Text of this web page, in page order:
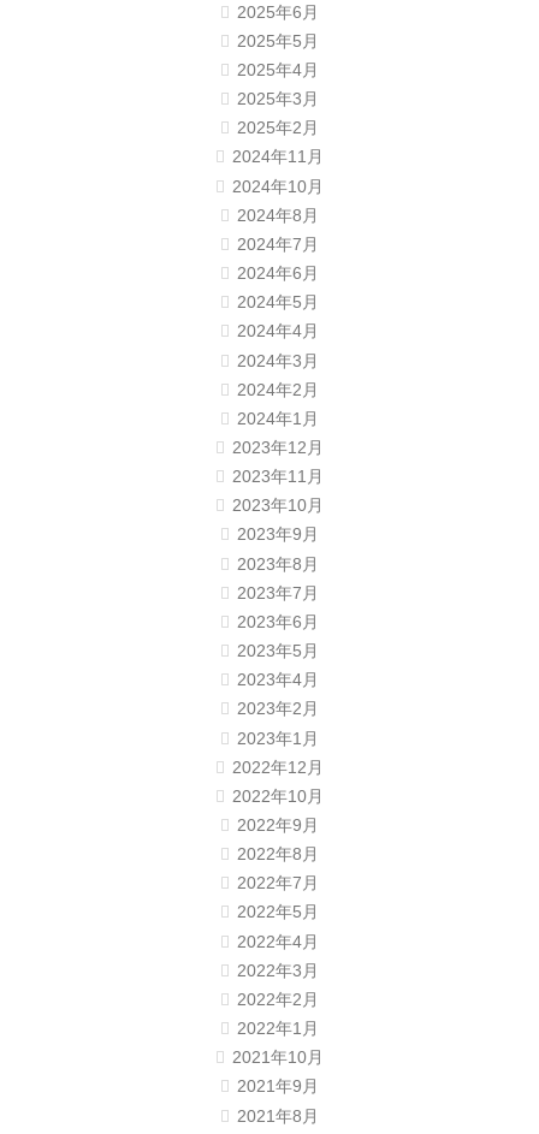
2025年6月
2025年5月
2025年4月
2025年3月
2025年2月
2024年11月
2024年10月
2024年8月
2024年7月
2024年6月
2024年5月
2024年4月
2024年3月
2024年2月
2024年1月
2023年12月
2023年11月
2023年10月
2023年9月
2023年8月
2023年7月
2023年6月
2023年5月
2023年4月
2023年2月
2023年1月
2022年12月
2022年10月
2022年9月
2022年8月
2022年7月
2022年5月
2022年4月
2022年3月
2022年2月
2022年1月
2021年10月
2021年9月
2021年8月